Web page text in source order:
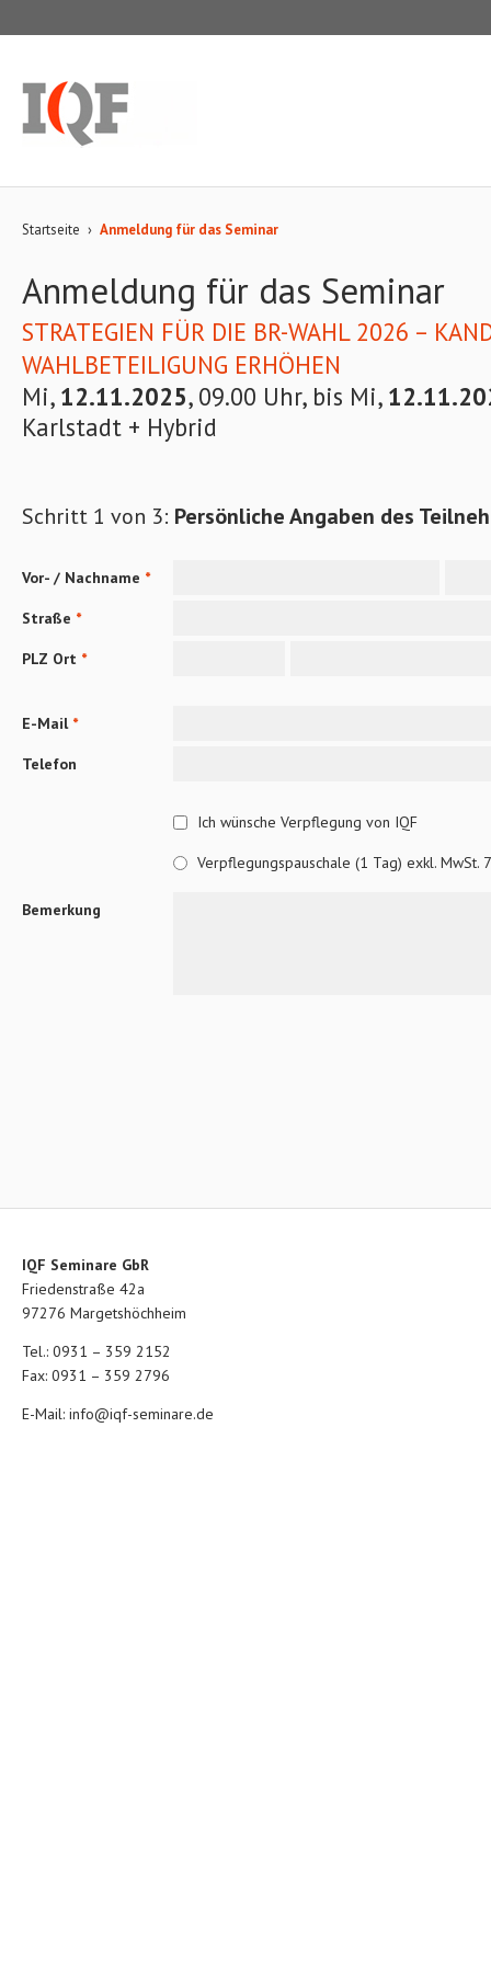
Startseite › Anmeldung für das Seminar
Anmeldung für das Seminar
STRATEGIEN FÜR DIE BR-WAHL 2026 –
WAHLBETEILIGUNG ERHÖHEN
Mi, 12.11.2025, 09.00 Uhr, bis Mi,
Karlstadt + Hybrid
Schritt 1 von 3: Persönliche Angaben des
Vor- / Nachname *
Straße *
PLZ Ort *
E-Mail *
Telefon
Ich wünsche Verpflegung von IQF
Verpflegungspauschale (1 Tag) exkl. MwSt.
Bemerkung
IQF Seminare GbR
Friedenstraße 42a
97276 Margetshöchheim
Tel.: 0931 – 359 2152
Fax: 0931 – 359 2796
E-Mail: info@iqf-seminare.de